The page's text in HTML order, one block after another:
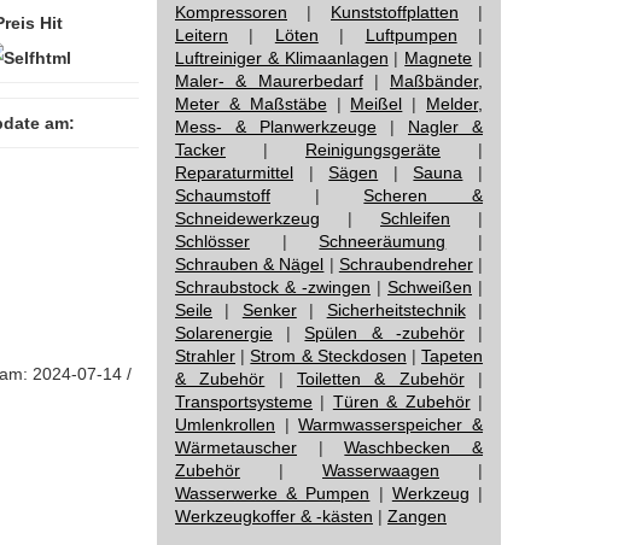
Hit
am:
2024-07-14 /
Kompressoren | Kunststoffplatten |
Leitern | Löten | Luftpumpen |
Luftreiniger & Klimaanlagen | Magnete |
Maler- & Maurerbedarf| Maßbänder,
Meter & Maßstäbe| Meißel | Melder,
Mess- & Planwerkzeuge | Nagler &
Tacker | Reinigungsgeräte |
Reparaturmittel |Sägen |Sauna |
Schaumstoff |Scheren &
Schneidewerkzeug | Schleifen |
Schlösser |Schneeräumung |
Schrauben & Nägel | Schraubendreher|
Schraubstock & -zwingen | Schweißen |
Seile | Senker| Sicherheitstechnik|
Solarenergie |Spülen & -zubehör|
Strahler |Strom & Steckdosen |Tapeten
& Zubehör |Toiletten & Zubehör|
Transportsysteme | Türen & Zubehör|
Umlenkrollen |Warmwasserspeicher &
Wärmetauscher |Waschbecken &
Zubehör | Wasserwaagen |
Wasserwerke & Pumpen | Werkzeug |
Werkzeugkoffer & -kästen | Zangen